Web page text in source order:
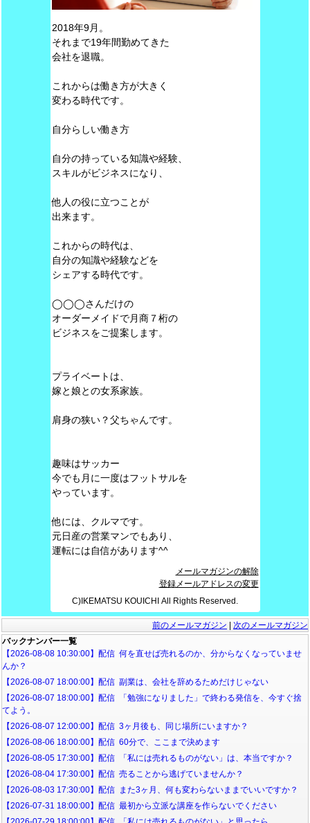
2018年9月。
それまで19年間勤めてきた
会社を退職。
これからは働き方が大きく
変わる時代です。
自分らしい働き方
自分の持っている知識や経験、
スキルがビジネスになり、
他人の役に立つことが
出来ます。
これからの時代は、
自分の知識や経験などを
シェアする時代です。
◯◯◯さんだけの
オーダーメイドで月商７桁の
ビジネスをご提案します。
プライベートは、
嫁と娘との女系家族。
肩身の狭い？父ちゃんです。
趣味はサッカー
今でも月に一度はフットサルを
やっています。
他には、クルマです。
元日産の営業マンでもあり、
運転には自信があります^^
メールマガジンの解除
登録メールアドレスの変更
C)IKEMATSU KOUICHI All Rights Reserved.
前のメールマガジン
次のメールマガジン
バックナンバー一覧
【2026-08-08 10:30:00】配信 何を直せば売れるのか、分からなくなっていませ
んか？
【2026-08-07 18:00:00】配信 副業は、会社を辞めるためだけじゃない
【2026-08-07 18:00:00】配信 「勉強になりました」で終わる発信を、今すぐ捨
てよう。
【2026-08-07 12:00:00】配信 3ヶ月後も、同じ場所にいますか？
【2026-08-06 18:00:00】配信 60分で、ここまで決めます
【2026-08-05 17:30:00】配信 「私には売れるものがない」は、本当ですか？
【2026-08-04 17:30:00】配信 売ることから逃げていませんか？
【2026-08-03 17:30:00】配信 また3ヶ月、何も変わらないままでいいですか？
【2026-07-31 18:00:00】配信 最初から立派な講座を作らないでください